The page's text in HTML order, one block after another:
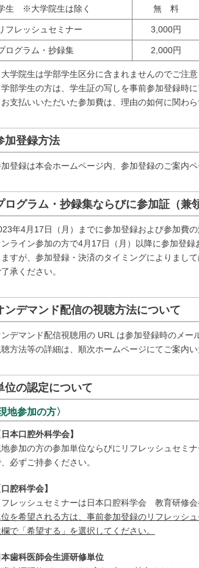
生 ※大学院生は除く 無 料
フレッシュセミナー 3,000円
ログラム・抄録集 2,000円
学院生は学部学生区分に含まれませんのでご注意
部学生の方は、学生証の写しを事前参加登録時に
支払いいただいた参加費は、理由の如何に関わら
加登録方法
登録は本会ホームページ内、参加登録のご案内ペ
ログラム・抄録集ならびに参加証（兼
年4月17日（月）までに参加登録および参加費
ンライン参加の方で4月17日（月）以降に参加登
ますが、参加登録・決済のタイミングによりまし
了承ください。
ンデマンド配信の視聴方法について
ンデマンド配信視聴用の URL は参加登録時のメー
方法等の詳細は、順次ホームページにてご案内い
位の認定について
地参加の方〉
日本口腔外科学会】
参加の方の参加単位ならびにリフレッシュセミ
必ずご持参ください。
口腔科学会】
フレッシュセミナーは日本口腔科学会 教育研修会
を希望される方は、事前参加登録のリフレッシ
で「希望する」を選択してください。
本歯科医師会生涯研修単位